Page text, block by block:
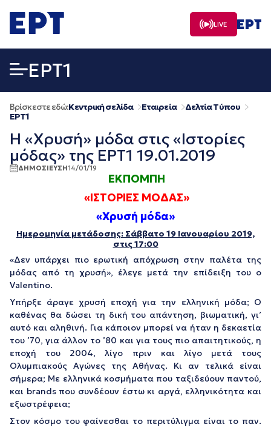
σε
περιεχόμενο
LIVE
EΡΤ1
Βρίσκεστε εδώ:Κεντρική σελίδα Εταιρεία
Δελτία Τύπου
EΡΤ1
Η «Χρυσή» μόδα στις «Ιστορίες
μόδας» της ΕΡΤ1 19.01.2019
ΔΗΜΟΣΙΕΥΣΗ14/01/19
ΕΚΠΟΜΠΗ
«ΙΣΤΟΡΙΕΣ ΜΟΔΑΣ»
«Χρυσή μόδα»
Ημερομηνία μετάδοσης: Σάββατο 19 Ιανουαρίου 2019,
στις 17:00
«Δεν υπάρχει πιο ερωτική απόχρωση στην παλέτα της
μόδας από τη χρυσή», έλεγε μετά την επίδειξη του ο
Valentino.
Υπήρξε άραγε χρυσή εποχή για την ελληνική μόδα; Ο
καθένας θα δώσει τη δική του απάντηση, βιωματική, γι’
αυτό και αληθινή. Για κάποιον μπορεί να ήταν η δεκαετία
του ’70, για άλλον το ’80 και για τους πιο απαιτητικούς, η
εποχή του 2004, λίγο πριν και λίγο μετά τους
Ολυμπιακούς Αγώνες της Αθήνας. Κι αν τελικά είναι
σήμερα; Με ελληνικά κοσμήματα που ταξιδεύουν παντού,
και brands που συνδέουν έστω κι αργά, ελληνικότητα και
εξωστρέφεια;
Στον κόσμο του φαίνεσθαι το περιτύλιγμα είναι το παν.